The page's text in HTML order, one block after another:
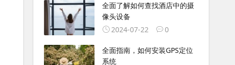
全面了解如何查找酒店中的摄
像头设备
2024-07-22
0
全面指南，如何安装GPS定位
系统